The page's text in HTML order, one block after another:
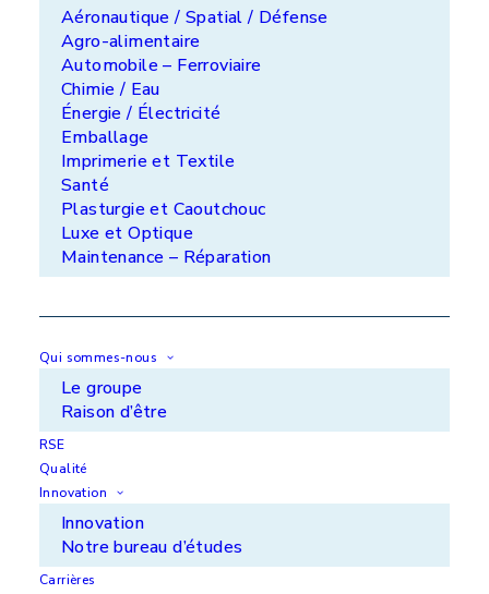
Aéronautique / Spatial / Défense
Agro-alimentaire
Automobile – Ferroviaire
Chimie / Eau
Énergie / Électricité
Emballage
Imprimerie et Textile
Santé
Plasturgie et Caoutchouc
Luxe et Optique
Maintenance – Réparation
Qui sommes-nous
Le groupe
Raison d’être
RSE
Qualité
Innovation
Innovation
Notre bureau d’études
Carrières
Medoc
+33 (0)5 56 70 24 14
METRASUR SAS - ZI de l'Aiguille - 46100
Figeac
+33 (0)5 65 34 46 29
Lorilleux SAS - Domaine de la Pommeraie -
28170 Maillebois
+33 (0)2 37 48 19 19
Vos marchés
Nos solutions
Innovation
Qui sommes-nous ?
Actualités
Carrières